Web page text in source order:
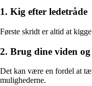
1. Kig efter ledetråde
Første skridt er altid at
2. Brug dine viden
Det kan være en fordel at
mulighederne.